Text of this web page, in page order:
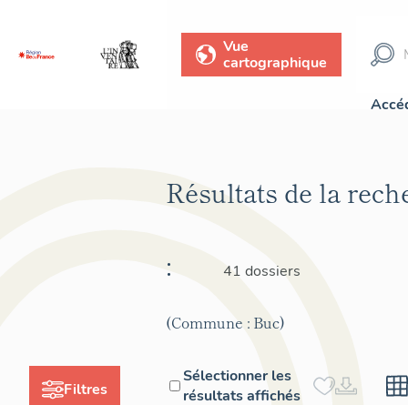
Vue
cartographique
Filtres
Résultats de la
:
41 dossiers
(Commune : Buc)
Sélectionner les
résultats affichés